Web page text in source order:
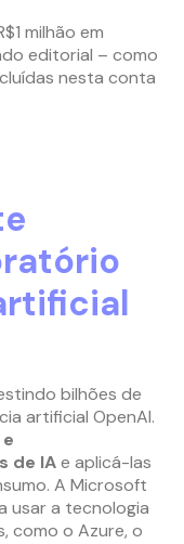
milhão em
editorial – como
nesta conta
bilhões de
artificial OpenAI.
de IAe aplicá-las
A Microsoft
usar a tecnologia
como o Azure, o